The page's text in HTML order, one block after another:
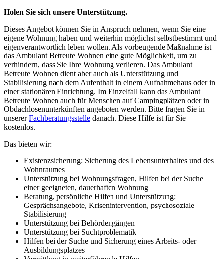
Holen Sie sich unsere Unterstützung.
Dieses Angebot können Sie in Anspruch nehmen, wenn Sie eine
eigene Wohnung haben und weiterhin möglichst selbstbestimmt und
eigenverantwortlich leben wollen. Als vorbeugende Maßnahme ist
das Ambulant Betreute Wohnen eine gute Möglichkeit, um zu
verhindern, dass Sie Ihre Wohnung verlieren. Das Ambulant
Betreute Wohnen dient aber auch als Unterstützung und
Stabilisierung nach dem Aufenthalt in einem Aufnahmehaus oder in
einer stationären Einrichtung. Im Einzelfall kann das Ambulant
Betreute Wohnen auch für Menschen auf Campingplätzen oder in
Obdachlosenunterkünften angeboten werden. Bitte fragen Sie in
unsererFachberatungsstelle danach. Diese Hilfe ist für Sie
kostenlos.
Das bieten wir:
Existenzsicherung: Sicherung des Lebensunterhaltes und des
Wohnraumes
Unterstützung bei Wohnungsfragen, Hilfen bei der Suche
einer geeigneten, dauerhaften Wohnung
Beratung, persönliche Hilfen und Unterstützung:
Gesprächsangebote, Krisenintervention, psychosoziale
Stabilisierung
Unterstützung bei Behördengängen
Unterstützung bei Suchtproblematik
Hilfen bei der Suche und Sicherung eines Arbeits- oder
Ausbildungsplatzes